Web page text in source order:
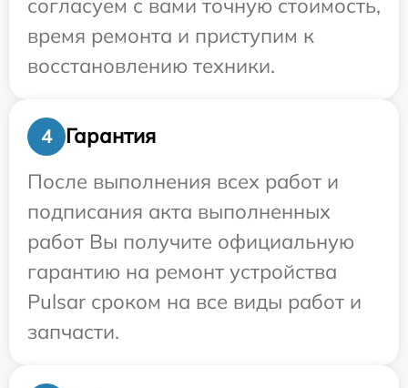
согласуем с вами точную стоимость,
время ремонта и приступим к
восстановлению техники.
4
Гарантия
После выполнения всех работ и
подписания акта выполненных
работ Вы получите официальную
гарантию на ремонт устройства
Pulsar сроком на все виды работ и
запчасти.